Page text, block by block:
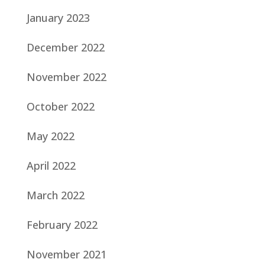
January 2023
December 2022
November 2022
October 2022
May 2022
April 2022
March 2022
February 2022
November 2021